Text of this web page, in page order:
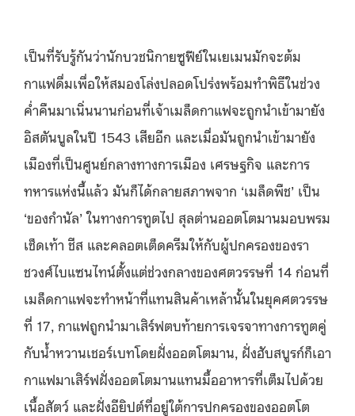
เป็นที่รับรู้กันว่านักบวชนิกายซูฟีย์ในเยเมนมักจะต้ม
กาแฟดื่มเพื่อให้สมองโล่งปลอดโปร่งพร้อมทำพิธีในช่วง
ค่ำคืนมาเนิ่นนานก่อนที่เจ้าเมล็ดกาแฟจะถูกนำเข้ามายัง
อิสตันบูลในปี 1543 เสียอีก และเมื่อมันถูกนำเข้ามายัง
เมืองที่เป็นศูนย์กลางทางการเมือง เศรษฐกิจ และการ
ทหารแห่งนี้แล้ว มันก็ได้กลายสภาพจาก ‘เมล็ดพืช’ เป็น
‘ของกำนัล’ ในทางการทูตไป สุลต่านออตโตมานมอบพรม
เช็ดเท้า ชีส และคลอตเต็ดครีมให้กับผู้ปกครองของรา
ชวงศ์ไบแซนไทน์ตั้งแต่ช่วงกลางของศตวรรษที่ 14 ก่อนที่
เมล็ดกาแฟจะทำหน้าที่แทนสินค้าเหล้านั้นในยุคศตวรรษ
ที่ 17, กาแฟถูกนำมาเสิร์ฟตบท้ายการเจรจาทางการทูตคู่
กับน้ำหวานเชอร์เบทโดยฝั่งออตโตมาน, ฝั่งฮับสบูรก์ก็เอา
กาแฟมาเสิร์ฟฝั่งออตโตมานแทนมื้ออาหารที่เต็มไปด้วย
เนื้อสัตว์ และฝั่งอียิปต์ที่อยู่ใต้การปกครองของออตโต